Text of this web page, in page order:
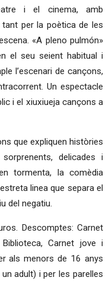
i el cinema, amb
per la poètica de les
«A pleno pulmón»
el seu seient habitual i
l’escenari de cançons,
Un espectacle
i el xiuxiueja cançons a
que expliquen històries
delicades i
tormenta, la comèdia
linea que separa el
del negatiu.
Descomptes: Carnet
Carnet jove i
als menors de 16 anys
adult) i per les parelles